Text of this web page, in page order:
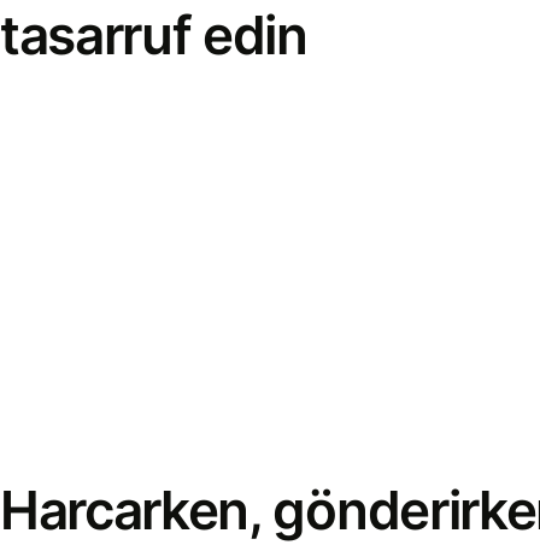
tasarruf edin
Harcarken,